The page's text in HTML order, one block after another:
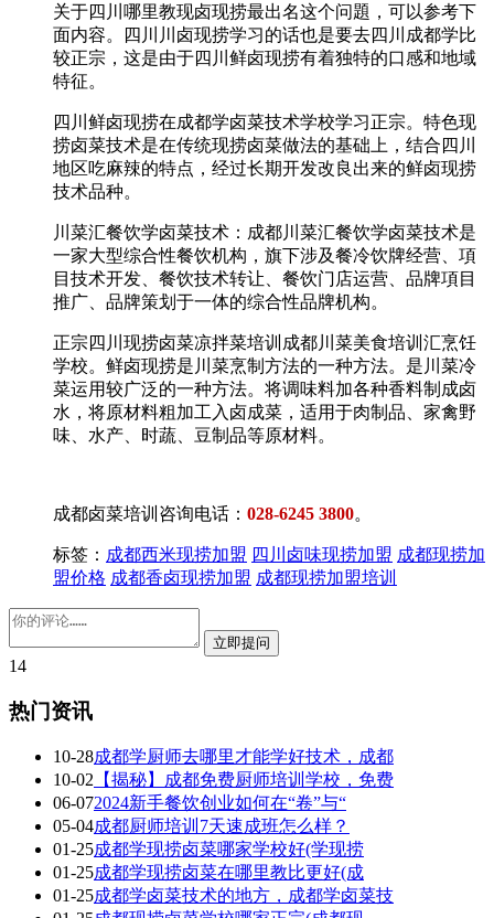
关于四川哪里教现卤现捞最出名这个问題，可以参考下
面内容。四川川卤现捞学习的话也是要去四川成都学比
较正宗，这是由于四川鲜卤现捞有着独特的口感和地域
特征。
四川鲜卤现捞在成都学卤菜技术学校学习正宗。特色现
捞卤菜技术是在传统现捞卤菜做法的基础上，结合四川
地区吃麻辣的特点，经过长期开发改良出来的鲜卤现捞
技术品种。
川菜汇餐饮学卤菜技术：成都川菜汇餐饮学卤菜技术是
一家大型综合性餐饮机构，旗下涉及餐冷饮牌经营、項
目技术开发、餐饮技术转让、餐饮门店运营、品牌項目
推广、品牌策划于一体的综合性品牌机构。
正宗四川现捞卤菜凉拌菜培训成都川菜美食培训汇烹饪
学校。鲜卤现捞是川菜烹制方法的一种方法。是川菜冷
菜运用较广泛的一种方法。将调味料加各种香料制成卤
水，将原材料粗加工入卤成菜，适用于肉制品、家禽野
味、水产、时蔬、豆制品等原材料。
成都卤菜培训咨询电话： 028-6245 3800。
标签： 成都西米现捞加盟 四川卤味现捞加盟 成都现捞加
盟价格 成都香卤现捞加盟 成都现捞加盟培训
14
热门资讯
10-28成都学厨师去哪里才能学好技术，成都
10-02 【揭秘】成都免费厨师培训学校，免费
06-072024新手餐饮创业如何在“卷”与“
05-04成都厨师培训7天速成班怎么样？
01-25成都学现捞卤菜哪家学校好(学现捞
01-25成都学现捞卤菜在哪里教比更好(成
01-25成都学卤菜技术的地方，成都学卤菜技